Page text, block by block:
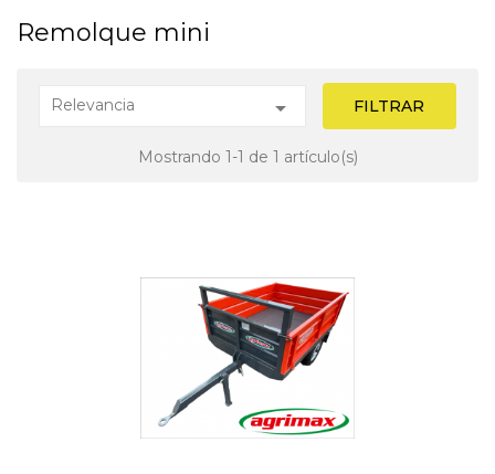
Remolque mini
Relevancia  FILTRAR
Mostrando 1-1 de 1 artículo(s)